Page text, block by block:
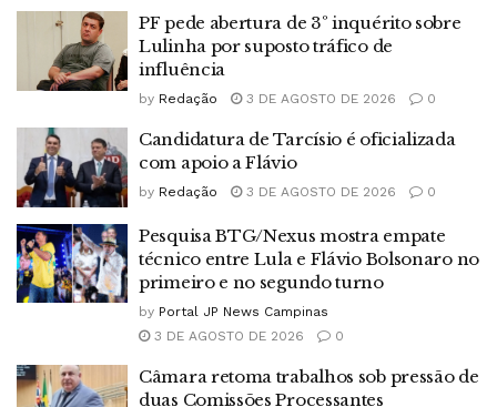
PF pede abertura de 3º inquérito sobre
Lulinha por suposto tráfico de
influência
by Redação 3 DE AGOSTO DE 2026 0
Candidatura de Tarcísio é oficializada
com apoio a Flávio
by Redação 3 DE AGOSTO DE 2026 0
Pesquisa BTG/Nexus mostra empate
técnico entre Lula e Flávio Bolsonaro no
primeiro e no segundo turno
by Portal JP News Campinas
3 DE AGOSTO DE 2026
0
Câmara retoma trabalhos sob pressão de
duas Comissões Processantes